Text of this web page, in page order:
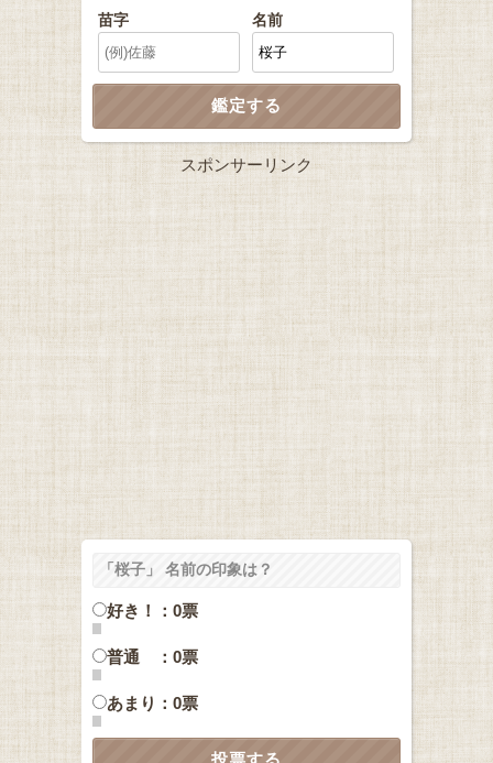
苗字 名前
スポンサーリンク
「桜子」 名前の印象は？
好き！：0票
普通 ：0票
あまり：0票